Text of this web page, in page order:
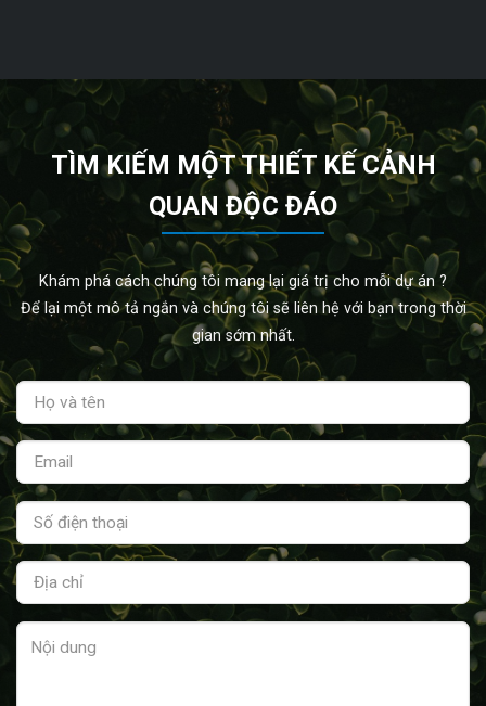
TÌM KIẾM MỘT THIẾT KẾ CẢNH
QUAN ĐỘC ĐÁO
Khám phá cách chúng tôi mang lại giá trị cho mỗi dự án ?
Để lại một mô tả ngắn và chúng tôi sẽ liên hệ với bạn trong thời
gian sớm nhất.